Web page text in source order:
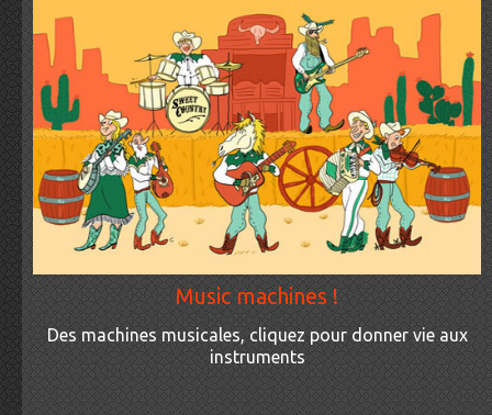
Music machines !
Des machines musicales, cliquez pour donner vie aux
instruments